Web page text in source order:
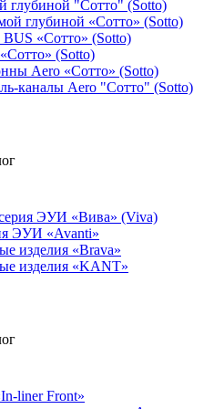
глубиной "Сотто" (Sotto)
глубиной «Сотто» (Sotto)
«Сотто» (Sotto)
(Sotto)
Aero «Сотто» (Sotto)
каналы Aero "Сотто" (Sotto)
ЭУИ «Вива» (Viva)
ЭУИ «Avanti»
изделия «Brava»
изделия «KANT»
liner Front»